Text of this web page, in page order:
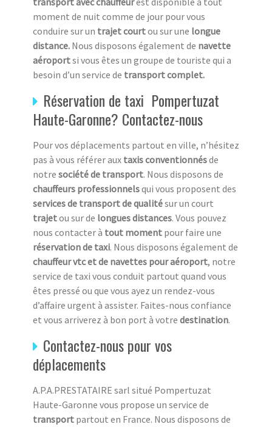
moment de nuit comme de jour pour vous
conduire sur un trajet courtou sur une longue
distance. Nous disposons également de navette
aéroportsi vous êtes un groupe de touriste qui a
besoin d’un service de transport complet.
Réservation de taxi Pompertuzat
Haute-Garonne? Contactez-nous
Pour vos déplacements partout en ville, n’hésitez
pas à vous référer aux taxis conventionnésde
notre société de transport. Nous disposons de
chauffeurs professionnelsqui vous proposent des
services de transport de qualitésur un court
trajetou sur de longues distances. Vous pouvez
nous contacter à tout moment pour faire une
réservation de taxi. Nous disposons également de
chauffeur vtc et de navettes pour aéroport, notre
service de taxi vous conduit partout quand vous
êtes pressé ou que vous ayez un rendez-vous
d’affaire urgent à assister. Faites-nous confiance
et vous arriverez à bon port à votre destination.
Contactez-nous pour vos
déplacements
A.P.A.PRESTATAIRE sarl situé Pompertuzat
Haute-Garonne vous propose un service de
transport partout en France. Nous disposons de